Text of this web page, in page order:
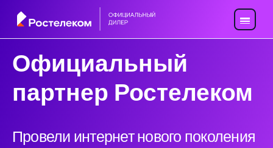
Официальный
партнер Ростелеком
Провели интернет нового поколения